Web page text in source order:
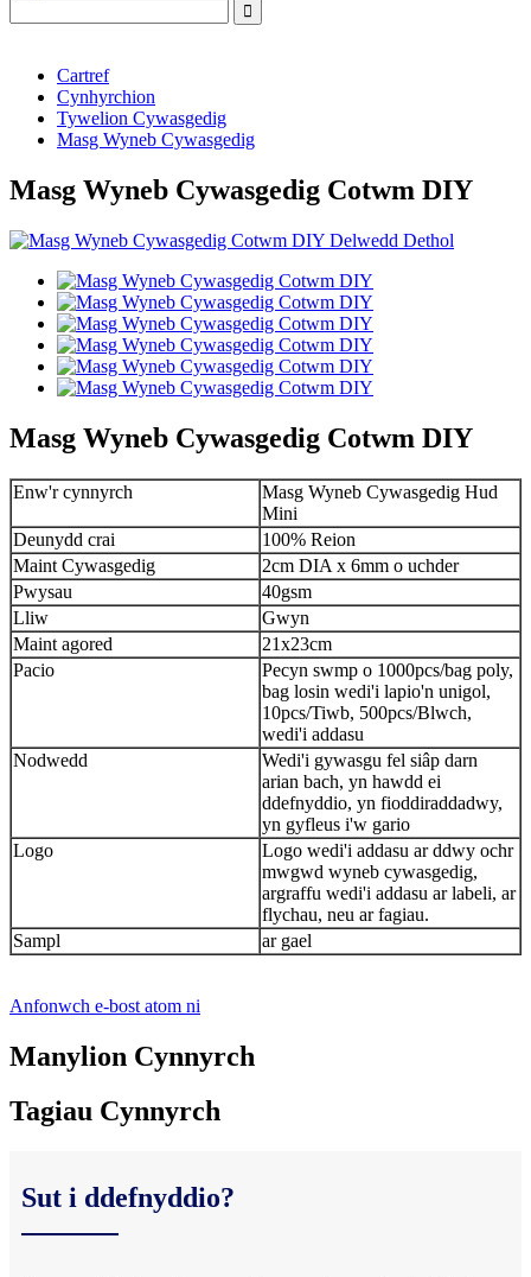
Cartref
Cynhyrchion
Tywelion Cywasgedig
Masg Wyneb Cywasgedig
Masg Wyneb Cywasgedig Cotwm DIY
Masg Wyneb Cywasgedig Cotwm DIY
Enw'r cynnyrch
Masg Wyneb Cywasgedig Hud
Mini
Deunydd crai
100% Reion
Maint Cywasgedig
2cm DIA x 6mm o uchder
Pwysau
40gsm
Lliw
Gwyn
Maint agored
21x23cm
Pacio
Pecyn swmp o 1000pcs/bag poly,
bag losin wedi'i lapio'n unigol,
10pcs/Tiwb, 500pcs/Blwch,
wedi'i addasu
Nodwedd
Wedi'i gywasgu fel siâp darn
arian bach, yn hawdd ei
ddefnyddio, yn fioddiraddadwy,
yn gyfleus i'w gario
Logo
Logo wedi'i addasu ar ddwy ochr
mwgwd wyneb cywasgedig,
argraffu wedi'i addasu ar labeli, ar
flychau, neu ar fagiau.
Sampl
ar gael
Anfonwch e-bost atom ni
Manylion Cynnyrch
Tagiau Cynnyrch
Sut i ddefnyddio?